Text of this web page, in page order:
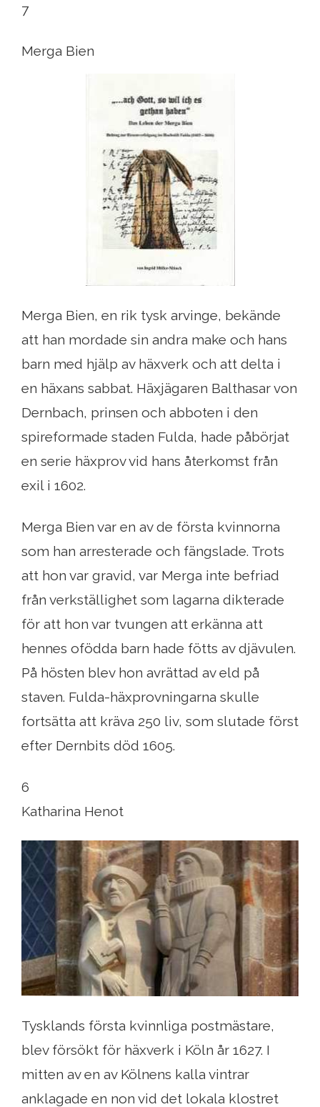
7
Merga Bien
Merga Bien, en rik tysk arvinge, bekände
att han mordade sin andra make och hans
barn med hjälp av häxverk och att delta i
en häxans sabbat. Häxjägaren Balthasar von
Dernbach, prinsen och abboten i den
spireformade staden Fulda, hade påbörjat
en serie häxprov vid hans återkomst från
exil i 1602.
Merga Bien var en av de första kvinnorna
som han arresterade och fängslade. Trots
att hon var gravid, var Merga inte befriad
från verkställighet som lagarna dikterade
för att hon var tvungen att erkänna att
hennes ofödda barn hade fötts av djävulen.
På hösten blev hon avrättad av eld på
staven. Fulda-häxprovningarna skulle
fortsätta att kräva 250 liv, som slutade först
efter Dernbits död 1605.
6
Katharina Henot
Tysklands första kvinnliga postmästare,
blev försökt för häxverk i Köln år 1627. I
mitten av en av Kölnens kalla vintrar
anklagade en non vid det lokala klostret